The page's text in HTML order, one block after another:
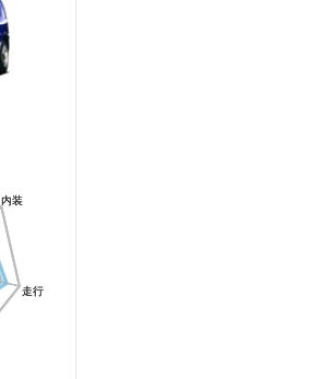
内装
走行
内装
走行